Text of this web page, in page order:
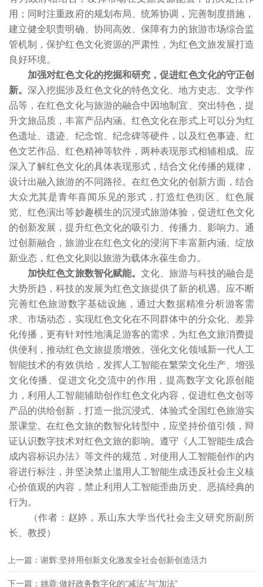
用；同时注重政府的规划布局、统筹协调，完善制度措施，
建立健全职责明确、协同高效、保障有力的旅游市场综合监
管机制，保护红色文化资源的严肃性，为红色文旅发展打造
良好环境。
加强对红色文化的挖掘和研究，促进红色文化的守正创
新。深入挖掘涉及红色文化的特色文化、地方史志、文学作
品等，在红色文化与旅游的融合中因地制宜、突出特色，提
升文旅品质，丰富产品内涵。红色文化在形式上可以分为红
色遗址、遗迹、纪念馆、纪念碑等硬件，以及红色事迹、红
色文艺作品、红色精神等软件，两种表现形式相辅相成。应
深入了解红色文化的具体表现形式，结合文化传播的规律，
设计出融入旅游的不同路径。在红色文化的创新方面，结合
大众尤其是青年喜闻乐见的形式，打造红色街区、红色展
览、红色演出等妙趣横生的沉浸式旅游体验，促进红色文化
的创新发展，提升红色文化的吸引力、传播力、影响力。通
过创新融合，旅游业在红色文化的浸润下丰富新内涵、绽放
新业态，红色文化则以旅游为载体永葆生命力。
加快红色文旅数智化赋能。文化、旅游与科技的融合是
大势所趋，科技的发展为红色文旅提供了新的机遇。应不断
完善红色旅游数字基础设施，通过大数据精准分析游客需
求、市场动态，实现红色文化在不同群体中的分众化、差异
化传播，更有针对性地满足游客的需求，为红色文旅消费提
供便利，推动红色文旅提质增效。强化文化领域新一代人工
智能技术的有效供给，发挥人工智能在繁荣文化生产、增强
文化传播、促进文化交流中的作用，提高数字文化原创能
力，利用人工智能辅助创作红色文化内容，促进红色文创等
产品的供给创新，打造一批沉浸式、体验式全国红色旅游实
景课堂。在红色文旅的数智化转型中，应坚持价值引领，辩
证认识数字技术对红色文旅的影响。遵守《人工智能生成合
成内容标识办法》等文件的规范，对使用人工智能创作的内
容进行标注，并坚决禁止滥用人工智能生成违反社会主义核
心价值观的内容，禁止利用人工智能歪曲历史、恶搞经典的
行为。
（作者：赵婷，系山东大学当代社会主义研究所副所
长、教授）
上一篇：谢辉:坚持用创新文化激发全社会创新创造活力
下一篇：姚蓉:做好政务数字化的“减法”与“加法”